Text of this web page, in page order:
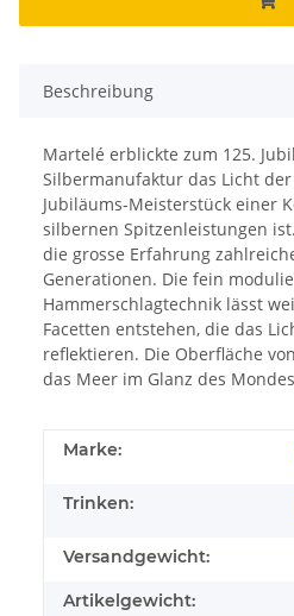
Beschreibung
Martelé erblickte zum 125.
Silbermanufaktur das Licht
Jubiläums-Meisterstück einer
silbernen Spitzenleistungen
die grosse Erfahrung
Generationen. Die fein
Hammerschlagtechnik lässt
Facetten entstehen, die das
reflektieren. Die Oberfläche
das Meer im Glanz des
Marke:
Trinken:
Versandgewicht:
Artikelgewicht: